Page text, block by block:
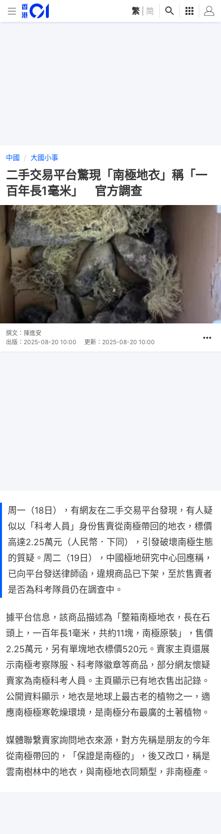
繁 简
中國 大國小事
二手交易平台驚現「南極地衣」稱「一
百年長1毫米」 官方調查
撰文： 陳進安
出版： 2025-08-20 10:00 更新： 2025-08-20 10:00
周一（18日），有網友在二手交易平台發現，有人疑
似以「科考人員」身份售賣從南極帶回的地衣，標價
高達2.25萬元（人民幣．下同），引發破壞南極生態
的質疑。周二（19日），中國極地研究中心回應稱，
已向平台發送律師函，違規商品已下架，至於售賣者
是否為科考隊員仍在調查中。
據平台信息，該商品描述為「整箱南極地衣，長在石
頭上，一百年長1毫米，共約11塊，南極原裝」，售價
2.25萬元，另有單塊地衣標價520元。賣家主頁還展
示南極考察隊服、科考隊徽章等商品，部分網友懷疑
賣家為南極科考人員。主頁顯示已有地衣售出記錄。
公開資料顯示，地衣是地球上最古老的植物之一，適
應南極極寒乾燥環境，是南極分布最廣的土著植物。
媒體聯繫賣家詢問地衣來源，對方先稱是朋友的今年
從南極帶回的，「保證是南極的」，後又改口，稱是
雲南樹林中的地衣，與南極地衣同類型，非南極產。